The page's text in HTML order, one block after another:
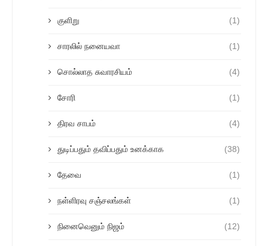
குளிறு (1)
சாரலில் நனையவா (1)
சொல்லாத சுவாரசியம் (4)
சோரி (1)
திரவ சாபம் (4)
துடிப்பதும் தவிப்பதும் உனக்காக (38)
தேவை (1)
நள்ளிரவு சஞ்சலங்கள் (1)
நினைவெனும் நிஜம் (12)